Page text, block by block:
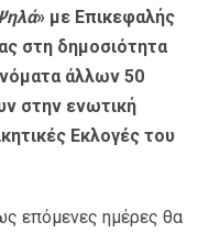
» με Επικεφαλής
στη δημοσιότητα
άλλων 50
στην ενωτική
Εκλογές του
επόμενες ημέρες θα